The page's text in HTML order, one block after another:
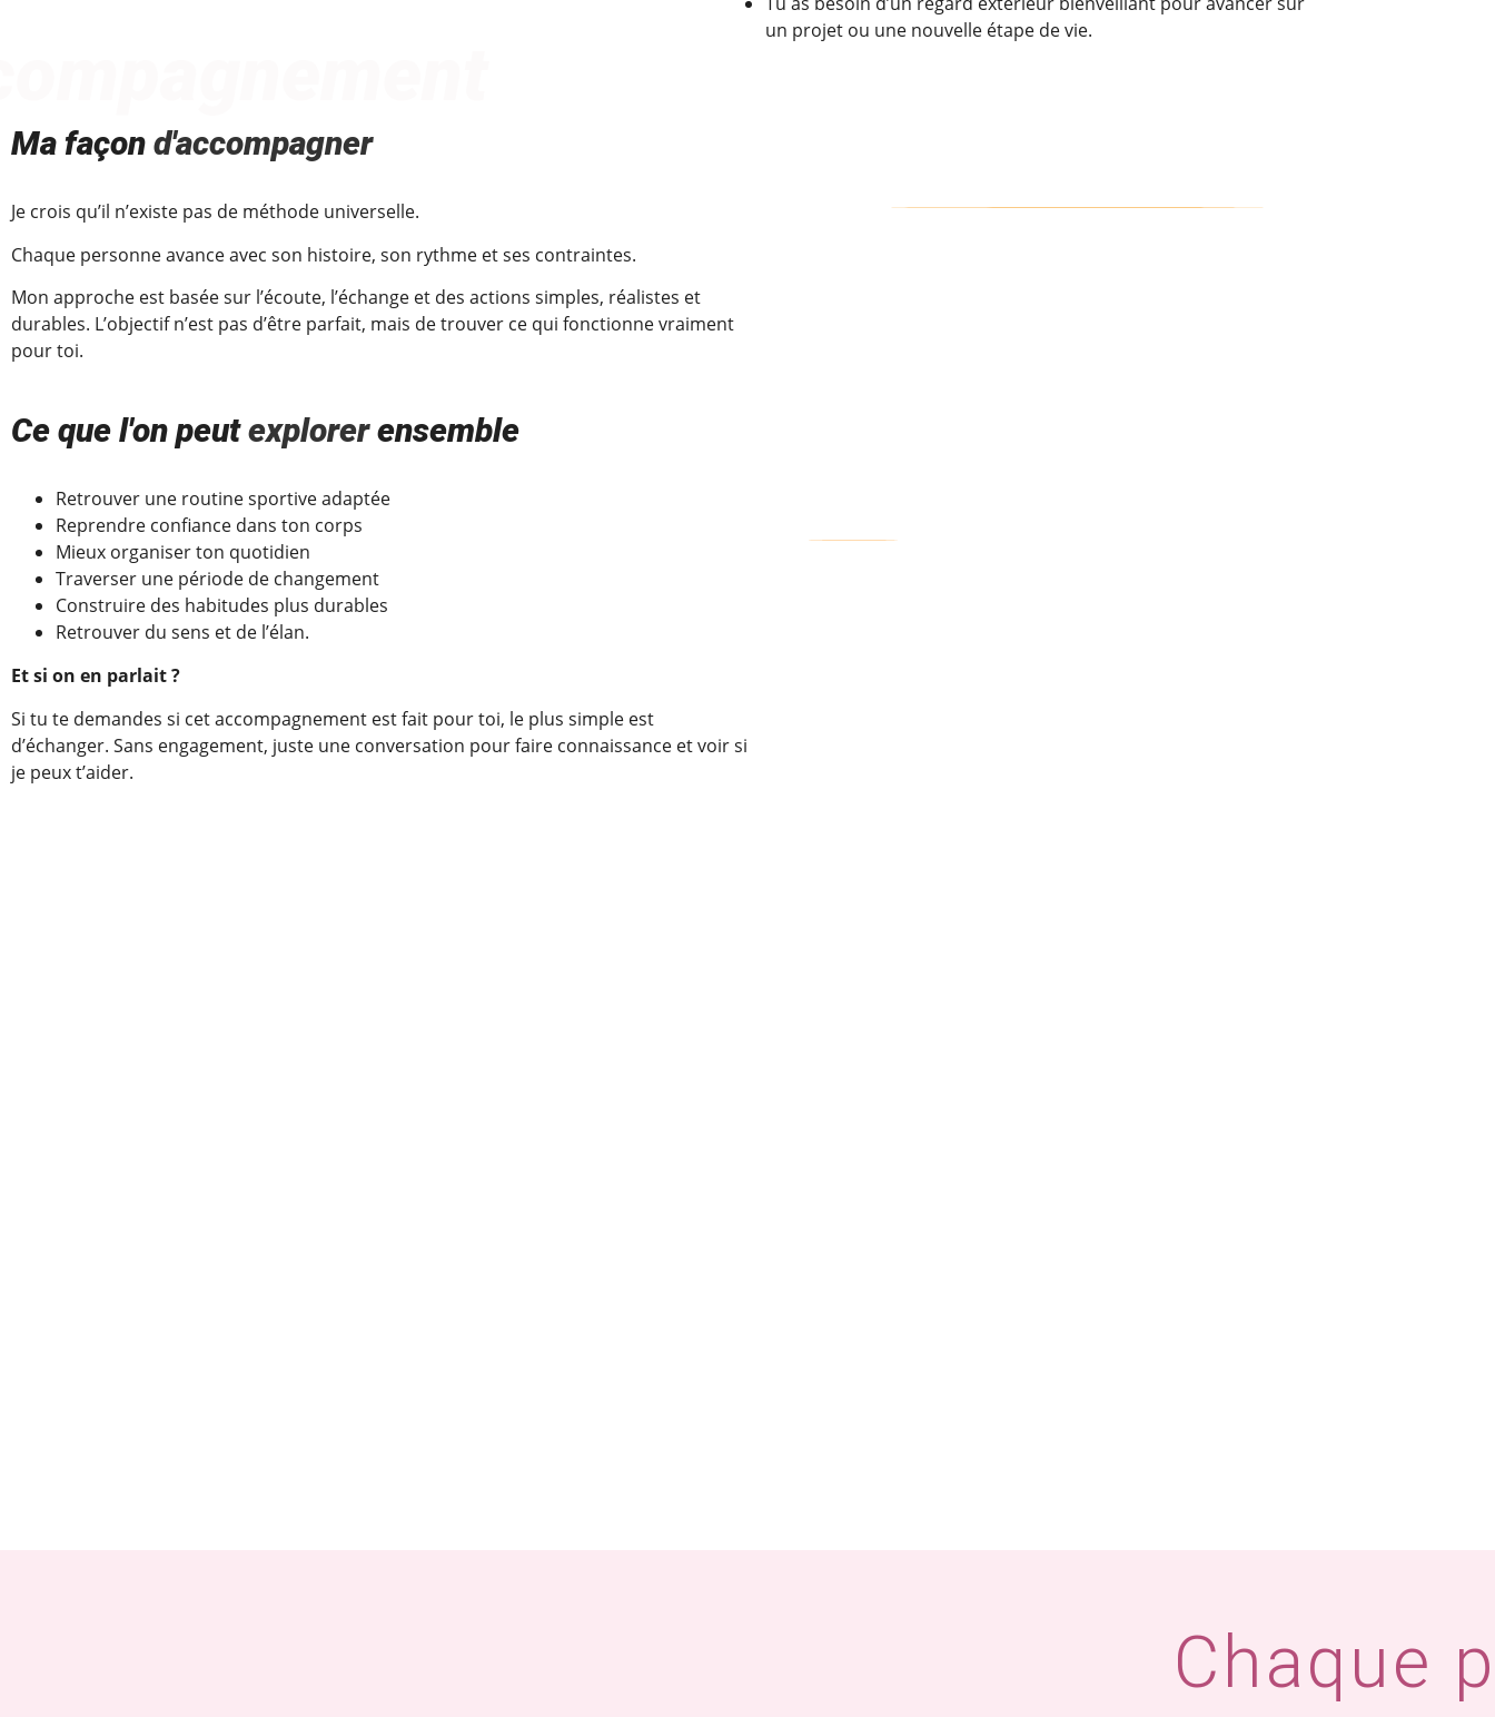
un projet ou une nouvelle étape de vie.
Ma façon d'accompagner
Je crois qu’il n’existe pas de méthode universelle.
Chaque personne avance avec son histoire, son rythme et ses contraintes.
Mon approche est basée sur l’écoute, l’échange et des actions simples, réalistes et
durables. L’objectif n’est pas d’être parfait, mais de trouver ce qui fonctionne vraiment
pour toi.
Ce que l'on peutexplorerensemble
Retrouver une routine sportive adaptée
Reprendre confiance dans ton corps
Mieux organiser ton quotidien
Traverser une période de changement
Construire des habitudes plus durables
Retrouver du sens et de l’élan.
Et si on en parlait ?
Si tu te demandes si cet accompagnement est fait pour toi, le plus simple est
d’échanger. Sans engagement, juste une conversation pour faire connaissance et voir si
je peux t’aider.